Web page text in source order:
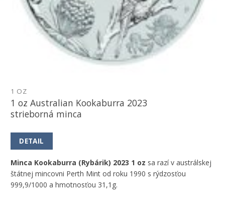
1 OZ
1 oz Australian Kookaburra 2023
strieborná minca
DETAIL
Minca Kookaburra (Rybárik) 2023 1 oz sa razí v austrálskej
štátnej mincovni Perth Mint od roku 1990 s rýdzosťou
999,9/1000 a hmotnosťou 31,1g.